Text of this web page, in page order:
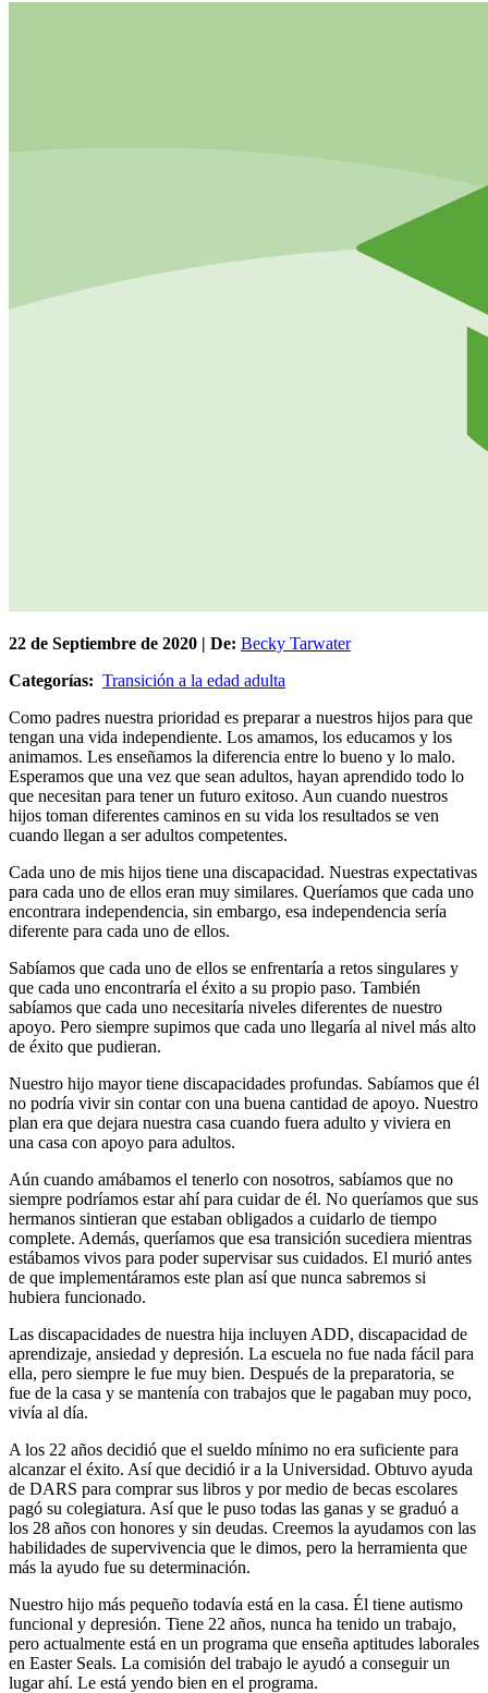
22 de Septiembre de 2020 | De: Becky Tarwater
Categorías: Transición a la edad adulta
Como padres nuestra prioridad es preparar a nuestros hijos para que
tengan una vida independiente. Los amamos, los educamos y los
animamos. Les enseñamos la diferencia entre lo bueno y lo malo.
Esperamos que una vez que sean adultos, hayan aprendido todo lo
que necesitan para tener un futuro exitoso. Aun cuando nuestros
hijos toman diferentes caminos en su vida los resultados se ven
cuando llegan a ser adultos competentes.
Cada uno de mis hijos tiene una discapacidad. Nuestras expectativas
para cada uno de ellos eran muy similares. Queríamos que cada uno
encontrara independencia, sin embargo, esa independencia sería
diferente para cada uno de ellos.
Sabíamos que cada uno de ellos se enfrentaría a retos singulares y
que cada uno encontraría el éxito a su propio paso. También
sabíamos que cada uno necesitaría niveles diferentes de nuestro
apoyo. Pero siempre supimos que cada uno llegaría al nivel más alto
de éxito que pudieran.
Nuestro hijo mayor tiene discapacidades profundas. Sabíamos que él
no podría vivir sin contar con una buena cantidad de apoyo. Nuestro
plan era que dejara nuestra casa cuando fuera adulto y viviera en
una casa con apoyo para adultos.
Aún cuando amábamos el tenerlo con nosotros, sabíamos que no
siempre podríamos estar ahí para cuidar de él. No queríamos que sus
hermanos sintieran que estaban obligados a cuidarlo de tiempo
complete. Además, queríamos que esa transición sucediera mientras
estábamos vivos para poder supervisar sus cuidados. El murió antes
de que implementáramos este plan así que nunca sabremos si
hubiera funcionado.
Las discapacidades de nuestra hija incluyen ADD, discapacidad de
aprendizaje, ansiedad y depresión. La escuela no fue nada fácil para
ella, pero siempre le fue muy bien. Después de la preparatoria, se
fue de la casa y se mantenía con trabajos que le pagaban muy poco,
vivía al día.
A los 22 años decidió que el sueldo mínimo no era suficiente para
alcanzar el éxito. Así que decidió ir a la Universidad. Obtuvo ayuda
de DARS para comprar sus libros y por medio de becas escolares
pagó su colegiatura. Así que le puso todas las ganas y se graduó a
los 28 años con honores y sin deudas. Creemos la ayudamos con las
habilidades de supervivencia que le dimos, pero la herramienta que
más la ayudo fue su determinación.
Nuestro hijo más pequeño todavía está en la casa. Él tiene autismo
funcional y depresión. Tiene 22 años, nunca ha tenido un trabajo,
pero actualmente está en un programa que enseña aptitudes laborales
en Easter Seals. La comisión del trabajo le ayudó a conseguir un
lugar ahí. Le está yendo bien en el programa.